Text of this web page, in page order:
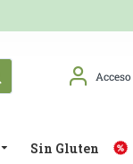
Acceso
Sin Gluten